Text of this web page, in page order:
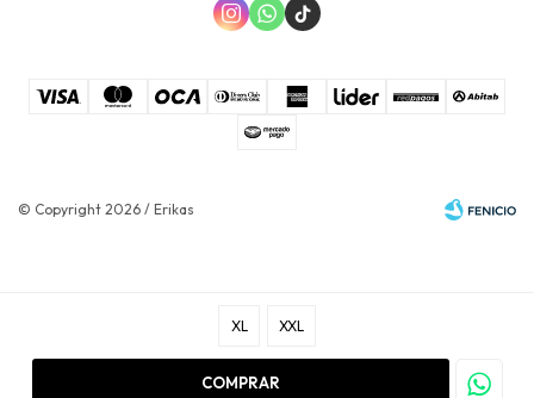
XL XXL
COMPRAR
  
© Copyright 2026 / Erikas
Fenicio